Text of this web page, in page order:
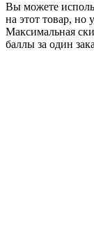
Вы можете
на этот товар, но
Максимальная
баллы за один